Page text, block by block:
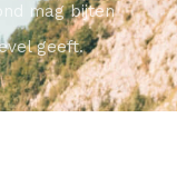
mag bijten
geeft.